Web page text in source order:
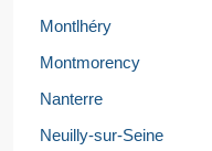
Montlhéry
Montmorency
Nanterre
Neuilly-sur-Seine